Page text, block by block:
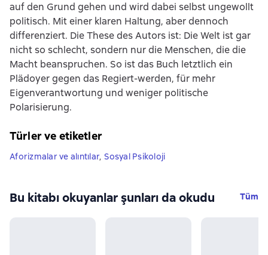
auf den Grund gehen und wird dabei selbst ungewollt
politisch. Mit einer klaren Haltung, aber dennoch
differenziert. Die These des Autors ist: Die Welt ist gar
nicht so schlecht, sondern nur die Menschen, die die
Macht beanspruchen. So ist das Buch letztlich ein
Plädoyer gegen das Regiert-werden, für mehr
Eigenverantwortung und weniger politische
Polarisierung.
Türler ve etiketler
Aforizmalar ve alıntılar, Sosyal Psikoloji
Bu kitabı okuyanlar şunları da okudu Tüm